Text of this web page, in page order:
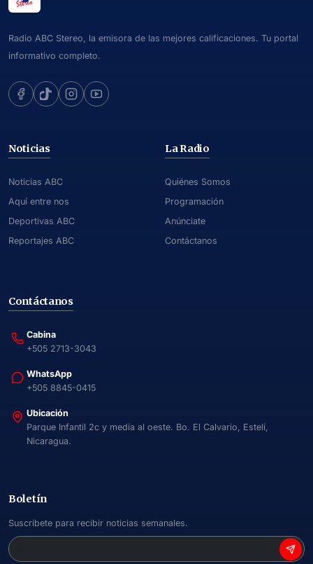
Radio ABC Stereo, la emisora de las mejores calificaciones. Tu portal
informativo completo.
Noticias
Noticias ABC
Aquí entre nos
Deportivas ABC
Reportajes ABC
La Radio
Quiénes Somos
Programación
Anúnciate
Contáctanos
Contáctanos
Cabina
+505 2713-3043
WhatsApp
+505 8845-0415
Ubicación
Parque Infantil 2c y media al oeste. Bo. El Calvario, Estelí,
Nicaragua.
Boletín
Suscríbete para recibir noticias semanales.